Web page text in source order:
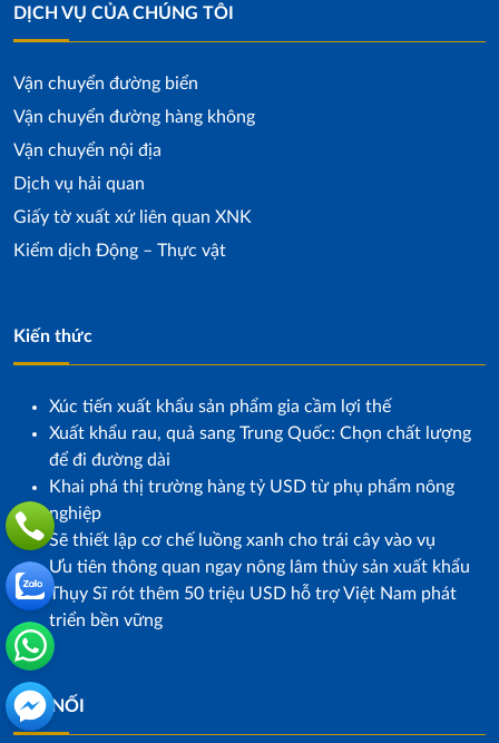
DỊCH VỤ CỦA CHÚNG TÔI
Vận chuyển đường biển
Vận chuyển đường hàng không
Vận chuyển nội địa
Dịch vụ hải quan
Giấy tờ xuất xứ liên quan XNK
Kiểm dịch Động – Thực vật
Kiến thức
Xúc tiến xuất khẩu sản phẩm gia cầm lợi thế
Xuất khẩu rau, quả sang Trung Quốc: Chọn chất lượng
để đi đường dài
Khai phá thị trường hàng tỷ USD từ phụ phẩm nông
nghiệp
Sẽ thiết lập cơ chế luồng xanh cho trái cây vào vụ
Ưu tiên thông quan ngay nông lâm thủy sản xuất khẩu
Thụy Sĩ rót thêm 50 triệu USD hỗ trợ Việt Nam phát
triển bền vững
KẾT NỐI